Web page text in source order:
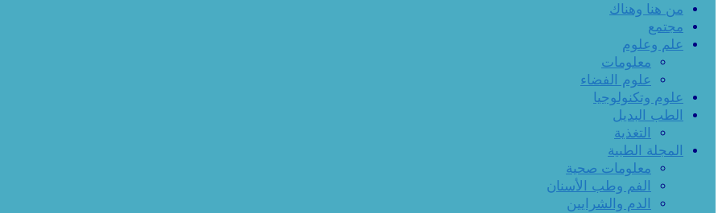
من هنا وهناك
مجتمع
علم وعلوم
معلومات
علوم الفضاء
علوم وتكنولوجيا
الطب البديل
التغذية
المجلة الطبية
معلومات صحية
الفم وطب الأسنان
الدم والشرايين